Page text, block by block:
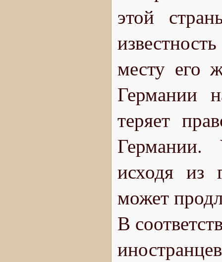
этой
месту его
Германии
теряет
Германии.
исходя из
может
В